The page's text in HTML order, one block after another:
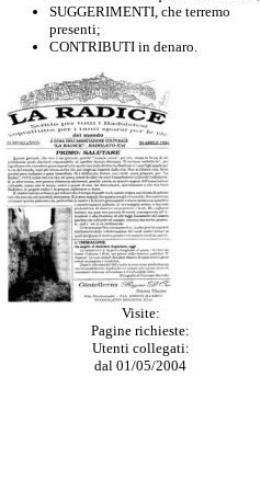
SUGGERIMENTI, che terremo
presenti;
CONTRIBUTI in denaro.
Visite:
Pagine richieste:
Utenti collegati:
dal 01/05/2004